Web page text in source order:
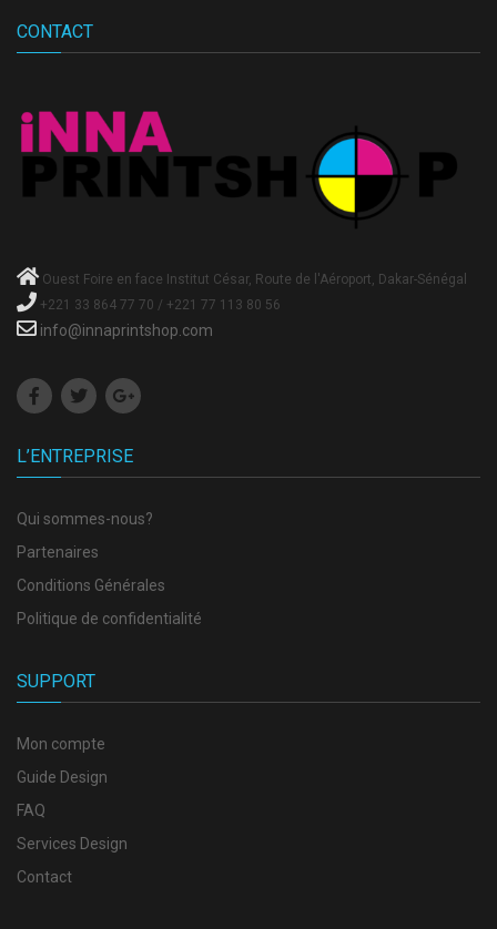
CONTACT
Ouest Foire en face Institut César, Route de l'Aéroport, Dakar-Sénégal
+221 33 864 77 70 / +221 77 113 80 56
info@innaprintshop.com
L’ENTREPRISE
Qui sommes-nous?
Partenaires
Conditions Générales
Politique de confidentialité
SUPPORT
Mon compte
Guide Design
FAQ
Services Design
Contact